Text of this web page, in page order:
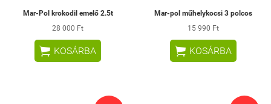
Mar-Pol krokodil emelő 2.5t
28 000 Ft
 KOSÁRBA
Mar-pol műhelykocsi 3 polcos
15 990 Ft
 KOSÁRBA